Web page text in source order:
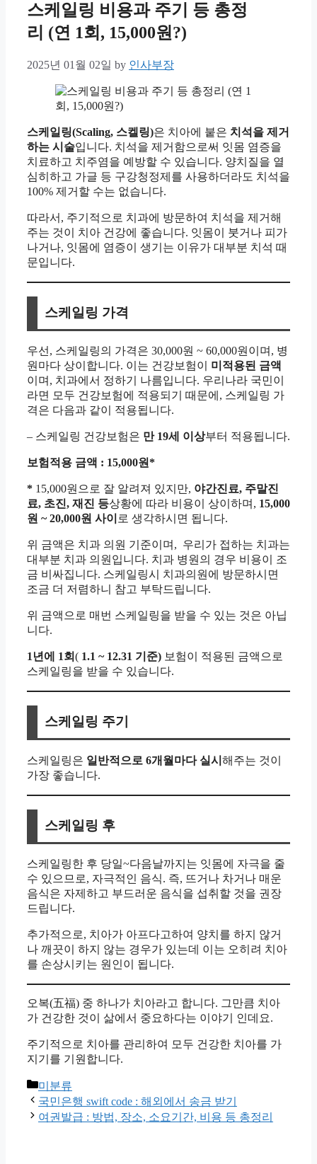
스케일링 비용과 주기 등 총정
리 (연 1회, 15,000원?)
2025년 01월 02일 by 인사부장
스케일링(Scaling, 스켈링)은 치아에 붙은 치석을 제거
하는 시술입니다. 치석을 제거함으로써 잇몸 염증을
치료하고 치주염을 예방할 수 있습니다. 양치질을 열
심히하고 가글 등 구강청정제를 사용하더라도 치석을
100% 제거할 수는 없습니다.
따라서, 주기적으로 치과에 방문하여 치석을 제거해
주는 것이 치아 건강에 좋습니다. 잇몸이 붓거나 피가
나거나, 잇몸에 염증이 생기는 이유가 대부분 치석 때
문입니다.
스케일링 가격
우선, 스케일링의 가격은 30,000원 ~ 60,000원이며, 병
원마다 상이합니다. 이는 건강보험이 미적용된 금액
이며, 치과에서 정하기 나름입니다. 우리나라 국민이
라면 모두 건강보험에 적용되기 때문에, 스케일링 가
격은 다음과 같이 적용됩니다.
– 스케일링 건강보험은 만 19세 이상부터 적용됩니다.
보험적용 금액 : 15,000원*
* 15,000원으로 잘 알려져 있지만, 야간진료, 주말진
료, 초진, 재진 등상황에 따라 비용이 상이하며, 15,000
원 ~ 20,000원 사이 로 생각하시면 됩니다.
위 금액은 치과 의원 기준이며, 우리가 접하는 치과는
대부분 치과 의원입니다. 치과 병원의 경우 비용이 조
금 비싸집니다. 스케일링시 치과의원에 방문하시면
조금 더 저렴하니 참고 부탁드립니다.
위 금액으로 매번 스케일링을 받을 수 있는 것은 아닙
니다.
1년에 1회 ( 1.1 ~ 12.31 기준) 보험이 적용된 금액으로
스케일링을 받을 수 있습니다.
스케일링 주기
스케일링은 일반적으로 6개월마다 실시 해주는 것이
가장 좋습니다.
스케일링 후
스케일링한 후 당일~다음날까지는 잇몸에 자극을 줄
수 있으므로, 자극적인 음식. 즉, 뜨거나 차거나 매운
음식은 자제하고 부드러운 음식을 섭취할 것을 권장
드립니다.
추가적으로, 치아가 아프다고하여 양치를 하지 않거
나 깨끗이 하지 않는 경우가 있는데 이는 오히려 치아
를 손상시키는 원인이 됩니다.
오복(五福) 중 하나가 치아라고 합니다. 그만큼 치아
가 건강한 것이 삶에서 중요하다는 이야기 인데요.
주기적으로 치아를 관리하여 모두 건강한 치아를 가
지기를 기원합니다.
Categories
미분류
국민은행 swift code : 해외에서 송금 받기
여권발급 : 방법, 장소, 소요기간, 비용 등 총정리